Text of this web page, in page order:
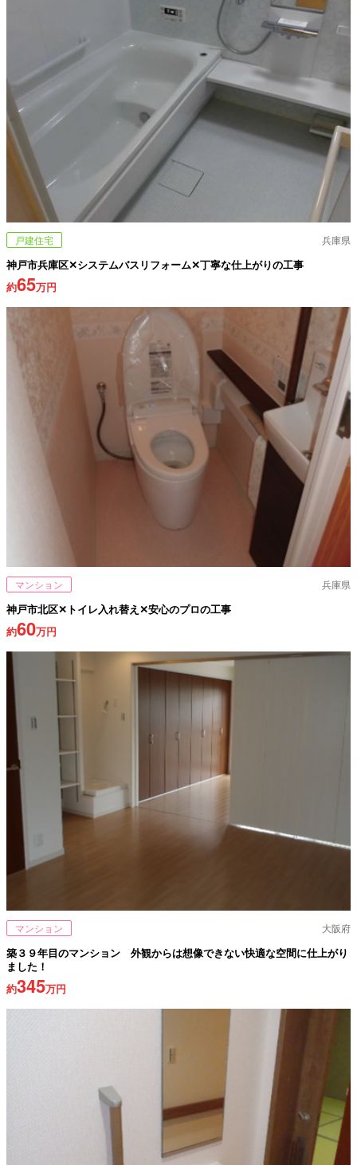
戸建住宅 兵庫県
神戸市兵庫区✕システムバスリフォーム✕丁寧な仕上がりの工事
約65万円
マンション 兵庫県
神戸市北区✕トイレ入れ替え✕安心のプロの工事
約60万円
マンション 大阪府
築３９年目のマンション 外観からは想像できない快適な空間に仕上がり
ました！
約345万円